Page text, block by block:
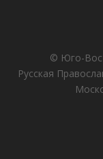
© Юго-
Русская